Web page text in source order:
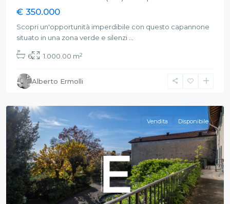
€ 350.000
Scopri un'opportunità imperdibile con questo capannone
situato in una zona verde e silenzi ...
6 1.000.00 m2
Alberto Ermolli
Barasso,
Vendita Disponibile